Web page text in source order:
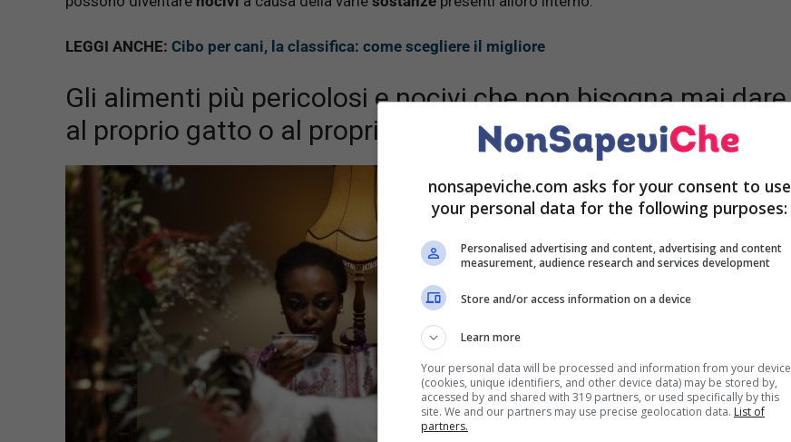
LEGGI ANCHE: Cibo per cani, la classifica: come scegliere il migliore
Gli alimenti più pericolosi e nocivi che non bisogna mai dare
al proprio gatto o al proprio cane!
nonsapeviche.com asks for your consent to use
your personal data for the following purposes:
Personalised advertising and content, advertising and content
measurement, audience research and services development
Store and/or access information on a device
Learn more
Your personal data will be processed and information from your device
(cookies, unique identifiers, and other device data) may be stored by,
accessed by and shared with 319 partners, or used specifically by this
site. We and our partners may use precise geolocation data. List of
partners.